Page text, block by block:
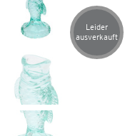
Artikel
Leider
ausverkauft